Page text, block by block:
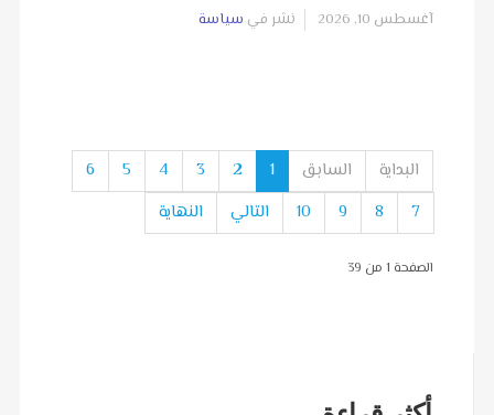
آغسطس 10, 2026 نشر في سياسة
البداية السابق 1
2
3
4
5
6
7
8
9
10 التالي النهاية
الصفحة 1 من 39